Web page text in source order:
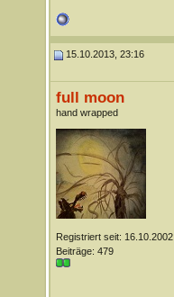
15.10.2013, 23:16
full moon
hand wrapped
Registriert seit: 16.10.2002
Beiträge: 479